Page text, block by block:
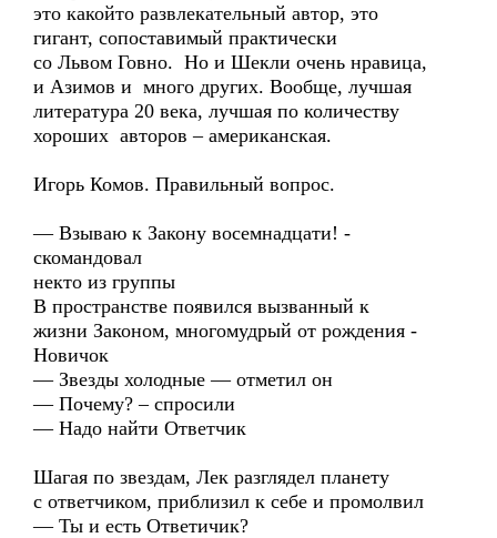
это какойто развлекательный автор, это
гигант, сопоставимый практически
со Львом Говно. Но и Шекли очень нравица,
и Азимов и много других. Вообще, лучшая
литература 20 века, лучшая по количеству
хороших авторов – американская.
Игорь Комов. Правильный вопрос.
— Взываю к Закону восемнадцати! -
скомандовал
некто из группы
В пространстве появился вызванный к
жизни Законом, многомудрый от рождения -
Новичок
— Звезды холодные — отметил он
— Почему? – спросили
— Надо найти Ответчик
Шагая по звездам, Лек разглядел планету
с ответчиком, приблизил к себе и промолвил
— Ты и есть Ответичик?